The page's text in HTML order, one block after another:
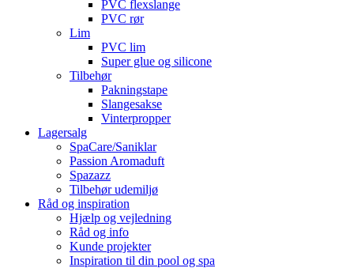
PVC flexslange
PVC rør
Lim
PVC lim
Super glue og silicone
Tilbehør
Pakningstape
Slangesakse
Vinterpropper
Lagersalg
SpaCare/Saniklar
Passion Aromaduft
Spazazz
Tilbehør udemiljø
Råd og inspiration
Hjælp og vejledning
Råd og info
Kunde projekter
Inspiration til din pool og spa